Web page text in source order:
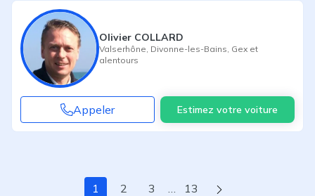
Olivier COLLARD
Valserhône Divonne-les-Bains Gex et
alentours
Appeler Estimez votre voiture
1 2 3 … 13